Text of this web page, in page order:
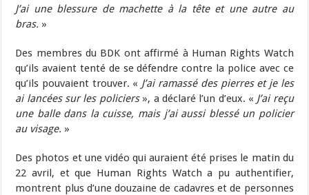
J’ai une blessure de machette à la tête et une autre au
bras. »
Des membres du BDK ont affirmé à Human Rights Watch
qu’ils avaient tenté de se défendre contre la police avec ce
qu’ils pouvaient trouver. « J’ai ramassé des pierres et je les
ai lancées sur les policiers », a déclaré l’un d’eux. « J’ai reçu
une balle dans la cuisse, mais j’ai aussi blessé un policier
au visage. »
Des photos et une vidéo qui auraient été prises le matin du
22 avril, et que Human Rights Watch a pu authentifier,
montrent plus d’une douzaine de cadavres et de personnes